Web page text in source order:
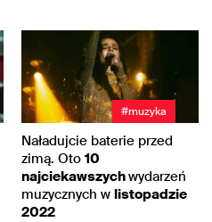
#muzyka
Naładujcie baterie przed
zimą. Oto 10
najciekawszychwydarzeń
muzycznych w listopadzie
2022